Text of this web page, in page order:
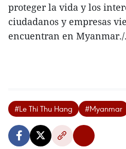
proteger la vida y los
ciudadanos y empresas
encuentran en Myanmar./.
#Le Thi Thu Hang #Myanmar